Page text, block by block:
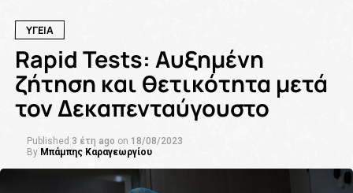
ΥΓΕΙΑ
Rapid Tests: Αυξημένη
ζήτηση και θετικότητα μετά
τον Δεκαπενταύγουστο
Published 3 έτη ago on 18/08/2023
By Μπάμπης Καραγεωργίου